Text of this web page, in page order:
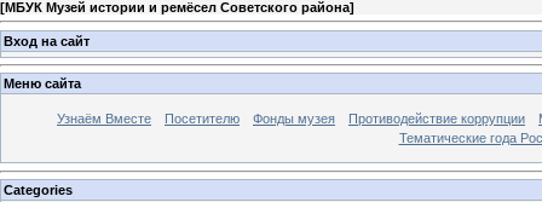
[МБУК Музей истории и ремёсел Советского района]
Вход на сайт
Меню сайта
Узнаём Вместе Посетителю Фонды музея Противодействие коррупции
Тематические года
Categories